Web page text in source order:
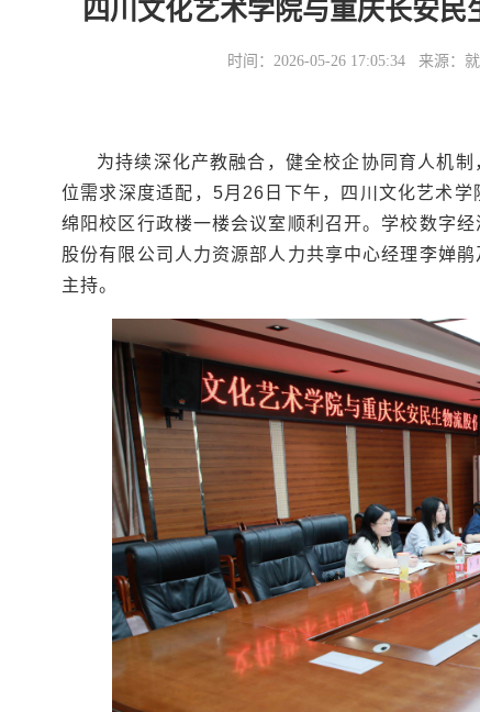
四川文化艺术学院与重庆长安
时间：2026-05-26 17:05:34 来源：
为持续深化产教融合，健全校企协同育人机
位需求深度适配，5月26日下午，四川文化艺术
绵阳校区行政楼一楼会议室顺利召开。学校数字
股份有限公司人力资源部人力共享中心经理李婵
主持。